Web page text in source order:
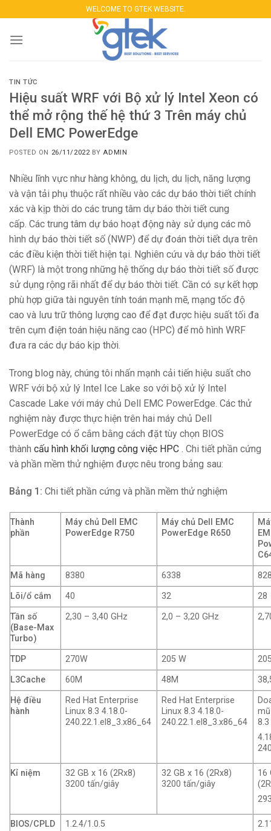
content
WELCOME TO GTEK WEBSITE.
TIN TỨC
Hiệu suất WRF với Bộ xử lý Intel Xeon có
thể mở rộng thế hệ thứ 3 Trên máy chủ
Dell EMC PowerEdge
POSTED ON 26/11/2022BYADMIN
Nhiều lĩnh vực như hàng không, du lịch, du lịch, năng lượng
và vận tải phụ thuộc rất nhiều vào các dự báo thời tiết chính
xác và kịp thời do các trung tâm dự báo thời tiết cung
cấp. Các trung tâm dự báo hoạt động này sử dụng các mô
hình dự báo thời tiết số (NWP) để dự đoán thời tiết dựa trên
các điều kiện thời tiết hiện tại. Nghiên cứu và dự báo thời tiết
(WRF) là một trong những hệ thống dự báo thời tiết số được
sử dụng rộng rãi nhất để dự báo thời tiết. Cần có sự kết hợp
phù hợp giữa tài nguyên tính toán mạnh mẽ, mạng tốc độ
cao và lưu trữ thông lượng cao để đạt được hiệu suất tối đa
trên cụm điện toán hiệu năng cao (HPC) để mô hình WRF
đưa ra các dự báo kịp thời.
Trong blog này, chúng tôi nhấn mạnh cải tiến hiệu suất cho
WRF với bộ xử lý Intel Ice Lake so với bộ xử lý Intel
Cascade Lake với máy chủ Dell EMC PowerEdge. Các thử
nghiệm này được thực hiện trên hai máy chủ Dell
PowerEdge có ổ cắm bằng cách đặt tùy chọn BIOS
thành cấu hình khối lượng công việc HPC . Chi tiết phần cứng
và phần mềm thử nghiệm được nêu trong bảng sau:
Bảng 1: Chi tiết phần cứng và phần mềm thử nghiệm
Thành
phần
Máy chủ Dell EMC
PowerEdge R750
Máy chủ Dell EMC
PowerEdge R650
Mã hàng
8380 6338
Lõi/ổ cắm
40 32
28
Tần số
(Base-Max
Turbo)
2,30 – 3,40 GHz 2,0 – 3,20 GHz
TDP 270W 205 W
L3Cache
60M 48M
Hệ điều
hành
Red Hat Enterprise
Linux 8.3 4.18.0-
240.22.1.el8_3.x86_64
Red Hat Enterprise
Linux 8.3 4.18.0-
240.22.1.el8_3.x86_64
8.3
Kỉ niệm
32 GB x 16 (2Rx8)
3200 tấn/giây
32 GB x 16 (2Rx8)
3200 tấn/giây
16
BIOS/CPLD 1.2.4/1.0.5